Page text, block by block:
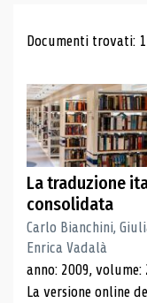
Risultati
Documenti trovati: 1
La traduzione
consolidata
Carlo Bianchini,
Enrica Vadalà
anno: 2009, volume:
La versione online